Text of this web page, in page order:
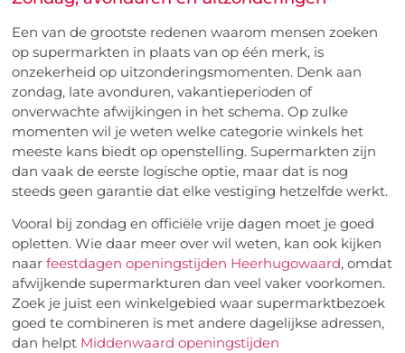
Een van de grootste redenen waarom mensen zoeken
op supermarkten in plaats van op één merk, is
onzekerheid op uitzonderingsmomenten. Denk aan
zondag, late avonduren, vakantieperioden of
onverwachte afwijkingen in het schema. Op zulke
momenten wil je weten welke categorie winkels het
meeste kans biedt op openstelling. Supermarkten zijn
dan vaak de eerste logische optie, maar dat is nog
steeds geen garantie dat elke vestiging hetzelfde werkt.
Vooral bij zondag en officiële vrije dagen moet je goed
opletten. Wie daar meer over wil weten, kan ook kijken
naarfeestdagen openingstijden Heerhugowaard, omdat
afwijkende supermarkturen dan veel vaker voorkomen.
Zoek je juist een winkelgebied waar supermarktbezoek
goed te combineren is met andere dagelijkse adressen,
dan helpt Middenwaard openingstijden